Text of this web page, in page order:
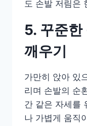
도 손발 저림은
5. 꾸준한
깨우기
가만히 앉아 있
리며 손발의 순
간 같은 자세를
나 가볍게 움직